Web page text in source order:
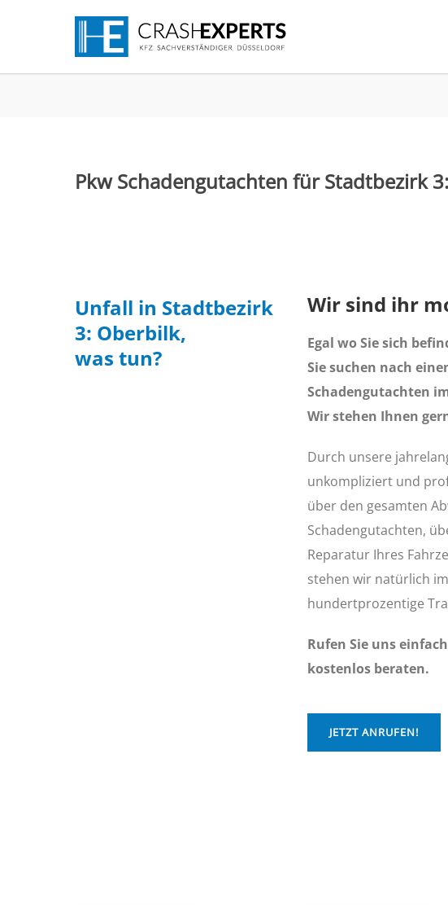
Pkw Schadengutachten für Stadtbezirk
Unfall in Stadtbezirk
3: Oberbilk,
was tun?
Wir sind ihr
Egal wo Sie sich
Sie suchen nach
Schadengutachten
Wir stehen Ihnen
Durch unsere
unkompliziert und
über den gesamten
Schadengutachten,
Reparatur Ihres
stehen wir natürlich
hundertprozentige
Rufen Sie uns
kostenlos beraten.
JETZT ANRUFEN!